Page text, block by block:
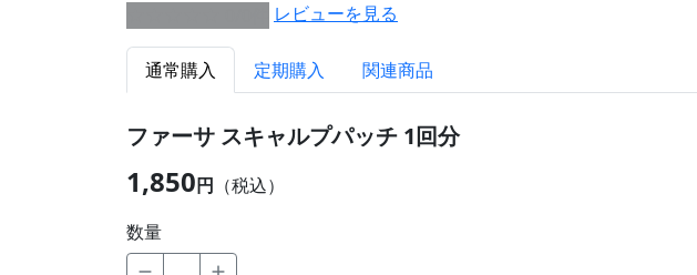
レビューを見る
通常購入 定期購入 関連商品
ファーサ スキャルプパッチ 1回分
1,850円 （税込）
数量